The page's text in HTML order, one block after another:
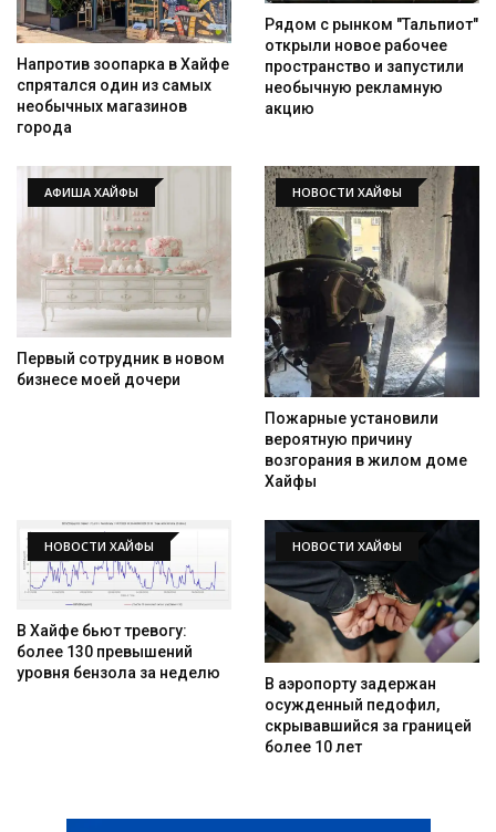
Искать
Напротив зоопарка в Хайфе
спрятался один из самых
необычных магазинов
города
Рядом с рынком "Тальпиот"
открыли новое рабочее
пространство и запустили
необычную рекламную
акцию
АФИША ХАЙФЫ
Первый сотрудник в новом
бизнесе моей дочери
НОВОСТИ ХАЙФЫ
Пожарные установили
вероятную причину
возгорания в жилом доме
Хайфы
НОВОСТИ ХАЙФЫ
В Хайфе бьют тревогу:
более 130 превышений
уровня бензола за неделю
НОВОСТИ ХАЙФЫ
В аэропорту задержан
осужденный педофил,
скрывавшийся за границей
более 10 лет